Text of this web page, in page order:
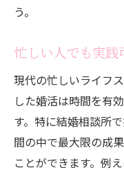
う。
忙しい人でも実践
現代の忙しいライフ
した婚活は時間を有
す。特に結婚相談所
間の中で最大限の成
ことができます。例